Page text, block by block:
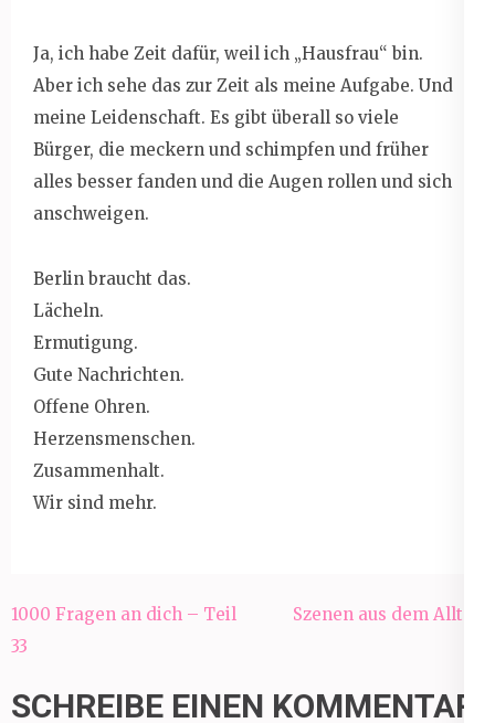
Ja, ich habe Zeit dafür, weil ich „Hausfrau“ bin.
Aber ich sehe das zur Zeit als meine Aufgabe. Und
meine Leidenschaft. Es gibt überall so viele
Bürger, die meckern und schimpfen und früher
alles besser fanden und die Augen rollen und sich
anschweigen.
Berlin braucht das.
Lächeln.
Ermutigung.
Gute Nachrichten.
Offene Ohren.
Herzensmenschen.
Zusammenhalt.
Wir sind mehr.
Beitragsnavigation
1000 Fragen an dich – Teil
33
Szenen aus dem Alltag
SCHREIBE EINEN KOMMENTAR